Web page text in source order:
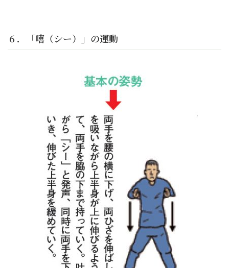
６．「嘻（シー）」の運動